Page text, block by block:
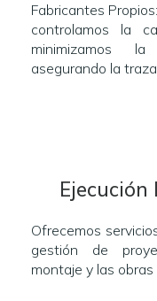
Fabricantes
controlamos la
minimizamos
asegurando la
Ofrecemos
gestión de
montaje y las